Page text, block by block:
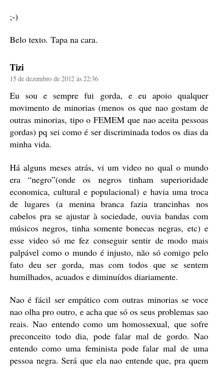
;-)
Belo texto. Tapa na cara.
Tizidiz:
15 de dezembro de 2012 às 22:36
Eu sou e sempre fui gorda, e eu apoio qualquer
movimento de minorias (menos os que nao gostam de
outras minorias, tipo o FEMEM que nao aceita pessoas
gordas) pq sei como é ser discriminada todos os dias da
minha vida.
Há alguns meses atrás, vi um video no qual o mundo
era “negro”(onde os negros tinham superioridade
economica, cultural e populacional) e havia uma troca
de lugares (a menina branca fazia trancinhas nos
cabelos pra se ajustar à sociedade, ouvia bandas com
músicos negros, tinha somente bonecas negras, etc) e
esse video só me fez conseguir sentir de modo mais
palpável como o mundo é injusto, não só comigo pelo
fato deu ser gorda, mas com todos que se sentem
humilhados, acuados e diminuídos diariamente.
Nao é fácil ser empático com outras minorias se voce
nao olha pro outro, e acha que só os seus problemas sao
reais. Nao entendo como um homossexual, que sofre
preconceito todo dia, pode falar mal de gordo. Nao
entendo como uma feminista pode falar mal de uma
pessoa negra. Será que ela nao entende que, pra quem